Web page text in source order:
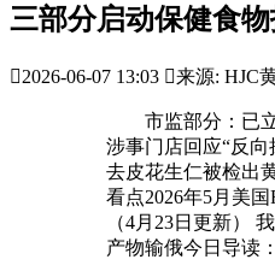
三部分启动保健食
2026-06-07 13:03 来源: HJC
市监部分：已立
涉事门店回应“反向
去皮花生仁被检出
看点2026年5月美
（4月23日更新）
产物输俄今日导读